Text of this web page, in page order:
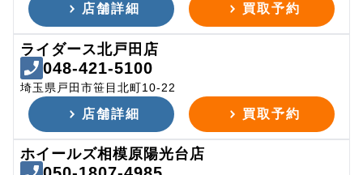
店舗詳細 買取予約
ライダース北戸田店
048-421-5100
埼玉県戸田市笹目北町10-22
店舗詳細 買取予約
ホイールズ相模原陽光台店